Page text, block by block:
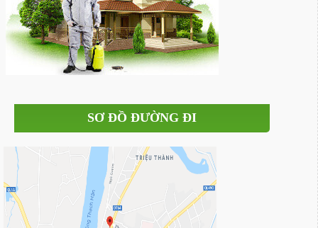
SƠ ĐỒ ĐƯỜNG ĐI